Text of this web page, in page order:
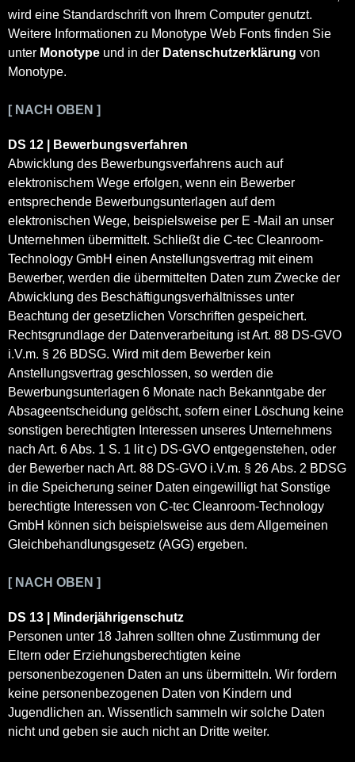
wird eine Standardschrift von Ihrem Computer genutzt.
Weitere Informationen zu Monotype Web Fonts finden Sie
unter Monotype und in der Datenschutzerklärung von
Monotype.
[ NACH OBEN ]
DS 12 | Bewerbungsverfahren
Abwicklung des Bewerbungsverfahrens auch auf
elektronischem Wege erfolgen, wenn ein Bewerber
entsprechende Bewerbungsunterlagen auf dem
elektronischen Wege, beispielsweise per E -Mail an unser
Unternehmen übermittelt. Schließt die C-tec Cleanroom-
Technology GmbH einen Anstellungsvertrag mit einem
Bewerber, werden die übermittelten Daten zum Zwecke der
Abwicklung des Beschäftigungsverhältnisses unter
Beachtung der gesetzlichen Vorschriften gespeichert.
Rechtsgrundlage der Datenverarbeitung ist Art. 88 DS-GVO
i.V.m. § 26 BDSG. Wird mit dem Bewerber kein
Anstellungsvertrag geschlossen, so werden die
Bewerbungsunterlagen 6 Monate nach Bekanntgabe der
Absageentscheidung gelöscht, sofern einer Löschung keine
sonstigen berechtigten Interessen unseres Unternehmens
nach Art. 6 Abs. 1 S. 1 lit c) DS-GVO entgegenstehen, oder
der Bewerber nach Art. 88 DS-GVO i.V.m. § 26 Abs. 2 BDSG
in die Speicherung seiner Daten eingewilligt hat Sonstige
berechtigte Interessen von C-tec Cleanroom-Technology
GmbH können sich beispielsweise aus dem Allgemeinen
Gleichbehandlungsgesetz (AGG) ergeben.
[ NACH OBEN ]
DS 13 | Minderjährigenschutz
Personen unter 18 Jahren sollten ohne Zustimmung der
Eltern oder Erziehungsberechtigten keine
personenbezogenen Daten an uns übermitteln. Wir fordern
keine personenbezogenen Daten von Kindern und
Jugendlichen an. Wissentlich sammeln wir solche Daten
nicht und geben sie auch nicht an Dritte weiter.